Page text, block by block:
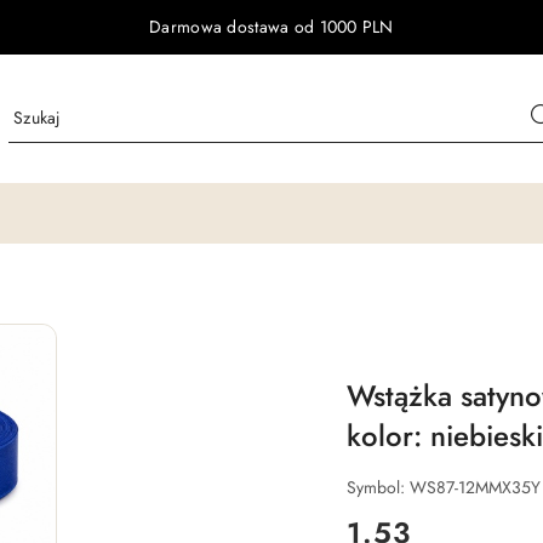
Darmowa dostawa od 1000 PLN
Wstążka
kolor: niebieski
Symbol: WS87-12MMX35Y
cena:
1.53